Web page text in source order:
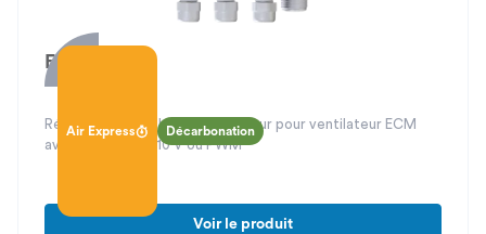
Air Express Décarbonation
Evolys Sens
Régulateur de débit avec afficheur pour ventilateur ECM
avec entrées 0 - 10 V ou PWM
Voir le produit